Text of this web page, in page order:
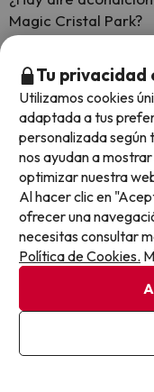
Magic Cristal Park?
comunes.
¿Hay restaurante
Sí, Magic Cristal Park
Otros chollos
Tu privacidad
Utilizamos cookies
adaptada a tus
personalizada según
nos ayudan a
optimizar nuestra
Al hacer clic en
ofrecer una
necesitas consultar
Política de Cookies.